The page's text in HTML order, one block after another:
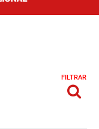
FILTRAR